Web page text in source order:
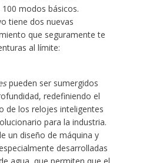
modos básicos.
tiene dos nuevas
que seguramente te
al límite:
pueden ser sumergidos
redefiniendo el
de los relojes inteligentes
para la industria.
un diseño de máquina y
desarrolladas